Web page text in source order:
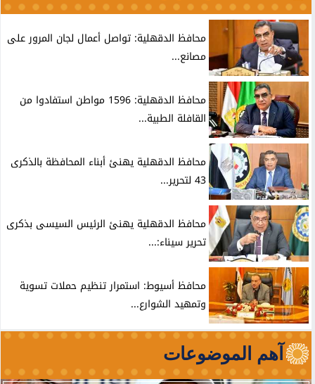
محافظ الدقهلية: تواصل أعمال لجان المرور على
مصانع...
محافظ الدقهلية: 1596 مواطن استفادوا من
القافلة الطبية...
محافظ الدقهلية يهنئ أبناء المحافظة بالذكرى
43 لتحرير...
محافظ الدقهلية يهنئ الرئيس السيسى بذكرى
تحرير سيناء:...
محافظ أسيوط: استمرار تنظيم حملات تسوية
وتمهيد الشوارع...
آهم الموضوعات